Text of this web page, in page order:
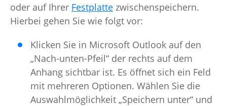
oder auf Ihrer Festplatte zwischenspeichern.
Hierbei gehen Sie wie folgt vor:
Klicken Sie in Microsoft Outlook auf den
„Nach-unten-Pfeil“ der rechts auf dem
Anhang sichtbar ist. Es öffnet sich ein Feld
mit mehreren Optionen. Wählen Sie die
Auswahlmöglichkeit „Speichern unter“ und